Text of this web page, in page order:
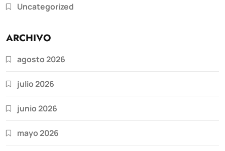
Uncategorized
ARCHIVO
agosto 2026
julio 2026
junio 2026
mayo 2026